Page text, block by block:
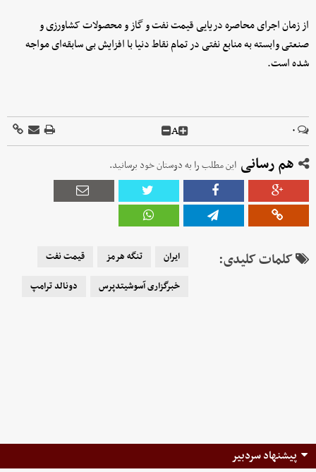
از زمان اجرای محاصره دریایی قیمت نفت و گاز و محصولات کشاورزی و
صنعتی وابسته به منابع نفتی در تمام نقاط دنیا با افزایش بی سابقه‌ای مواجه
شده است.
۰ A
هم رسانی این مطلب را به دوستان خود برسانید.
کلمات کلیدی: ایران تنگه هرمز
قیمت نفت
خبرگزاری آسوشیتدپرس
دونالد ترامپ
پیشنهاد سردبیر